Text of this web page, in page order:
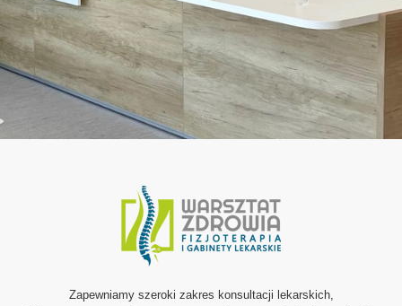
Zapewniamy szeroki zakres konsultacji lekarskich,